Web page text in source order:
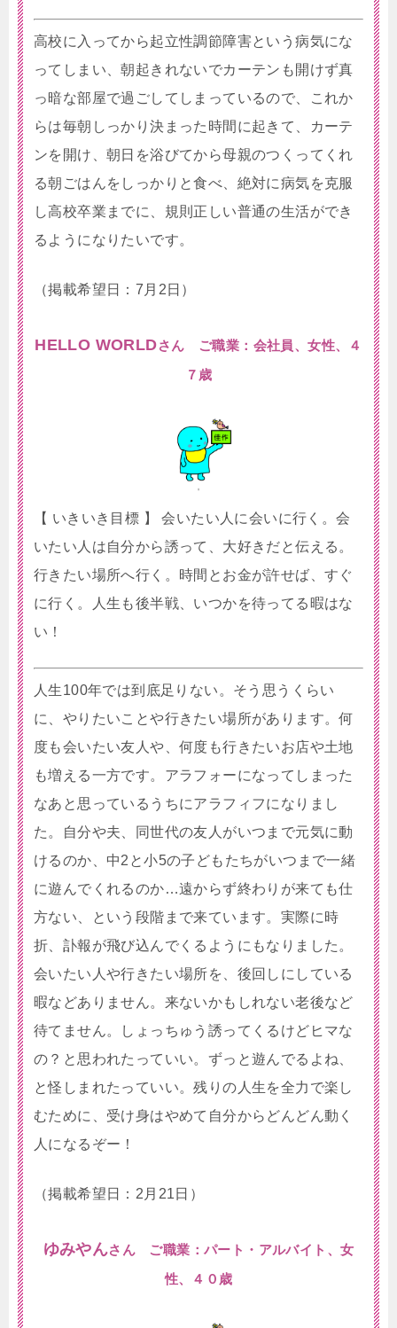
高校に入ってから起立性調節障害という病気にな
ってしまい、朝起きれないでカーテンも開けず真
っ暗な部屋で過ごしてしまっているので、これか
らは毎朝しっかり決まった時間に起きて、カーテ
ンを開け、朝日を浴びてから母親のつくってくれ
る朝ごはんをしっかりと食べ、絶対に病気を克服
し高校卒業までに、規則正しい普通の生活ができ
るようになりたいです。
（掲載希望日：7月2日）
HELLO WORLDさん ご職業：会社員、女性、４
７歳
【 いきいき目標 】 会いたい人に会いに行く。会
いたい人は自分から誘って、大好きだと伝える。
行きたい場所へ行く。時間とお金が許せば、すぐ
に行く。人生も後半戦、いつかを待ってる暇はな
い！
人生100年では到底足りない。そう思うくらい
に、やりたいことや行きたい場所があります。何
度も会いたい友人や、何度も行きたいお店や土地
も増える一方です。アラフォーになってしまった
なあと思っているうちにアラフィフになりまし
た。自分や夫、同世代の友人がいつまで元気に動
けるのか、中2と小5の子どもたちがいつまで一緒
に遊んでくれるのか…遠からず終わりが来ても仕
方ない、という段階まで来ています。実際に時
折、訃報が飛び込んでくるようにもなりました。
会いたい人や行きたい場所を、後回しにしている
暇などありません。来ないかもしれない老後など
待てません。しょっちゅう誘ってくるけどヒマな
の？と思われたっていい。ずっと遊んでるよね、
と怪しまれたっていい。残りの人生を全力で楽し
むために、受け身はやめて自分からどんどん動く
人になるぞー！
（掲載希望日：2月21日）
ゆみやんさん ご職業：パート・アルバイト、女
性、４０歳